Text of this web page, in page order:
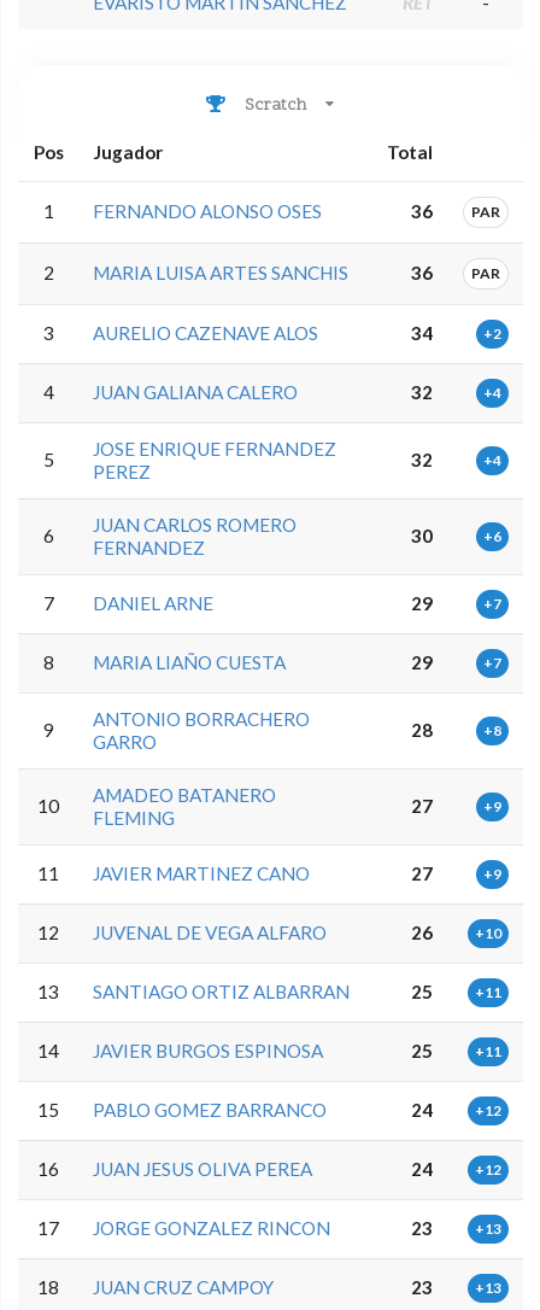
Scratch
Pos Jugador Total
1 FERNANDO ALONSO OSES 36 PAR
2 MARIA LUISA ARTES SANCHIS 36 PAR
3 AURELIO CAZENAVE ALOS 34 +2
4 JUAN GALIANA CALERO 32 +4
5
JOSE ENRIQUE FERNANDEZ
PEREZ
32 +4
6
JUAN CARLOS ROMERO
FERNANDEZ
30 +6
7 DANIEL ARNE 29 +7
8 MARIA LIAÑO CUESTA 29 +7
9
ANTONIO BORRACHERO
GARRO
28 +8
10
AMADEO BATANERO
FLEMING
27 +9
11 JAVIER MARTINEZ CANO 27 +9
12 JUVENAL DE VEGA ALFARO 26 +10
13 SANTIAGO ORTIZ ALBARRAN 25 +11
14 JAVIER BURGOS ESPINOSA 25 +11
15 PABLO GOMEZ BARRANCO 24 +12
16 JUAN JESUS OLIVA PEREA 24 +12
17 JORGE GONZALEZ RINCON 23 +13
18 JUAN CRUZ CAMPOY 23 +13